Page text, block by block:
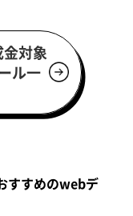
対象
ル一
すすめのwebデ